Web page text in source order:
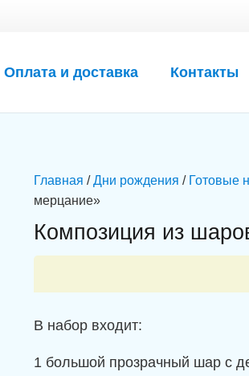
Оплата и доставка Контакты
Главная /Дни рождения / Готовые
мерцание»
Композиция из
В набор входит:
1 большой прозрачный шар с